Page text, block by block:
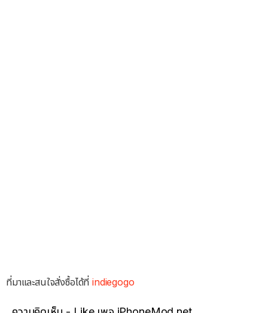
ที่มาและสนใจสั่งซื้อได้ที่indiegogo